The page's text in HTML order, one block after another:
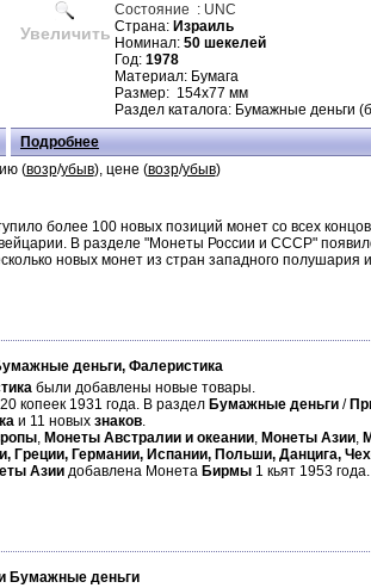
Увеличить
Состояние : UNC
Страна: Израиль
Номинал: 50 шекелей
Год: 1978
Материал: Бумага
Размер: 154х77 мм
Раздел каталога: Бумажные деньги
Подробнее
(возр/убыв), цене (возр/убыв)
более 100 новых позиций монет со всех
В разделе "Монеты России и СССР"
новых монет из стран западного
деньги, Фалеристика
были добавлены новые товары.
копеек 1931 года. В раздел Бумажные деньги /
и 11 новых знаков.
, Монеты Австралии и океании, Монеты Азии,
Греции, Германии, Испании, Польши, Данцига,
Азии добавлена Монета Бирмы 1 кьят 1953
Бумажные деньги